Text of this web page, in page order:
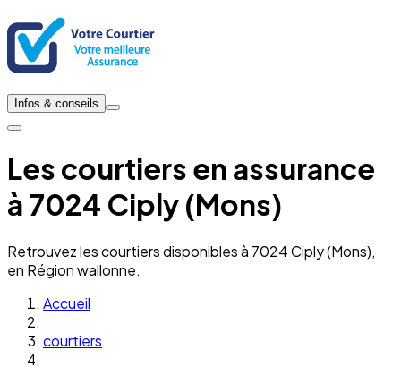
Infos & conseils
Les courtiers en assurance
à 7024 Ciply (Mons)
Retrouvez les courtiers disponibles à 7024 Ciply (Mons),
en Région wallonne.
Accueil
courtiers